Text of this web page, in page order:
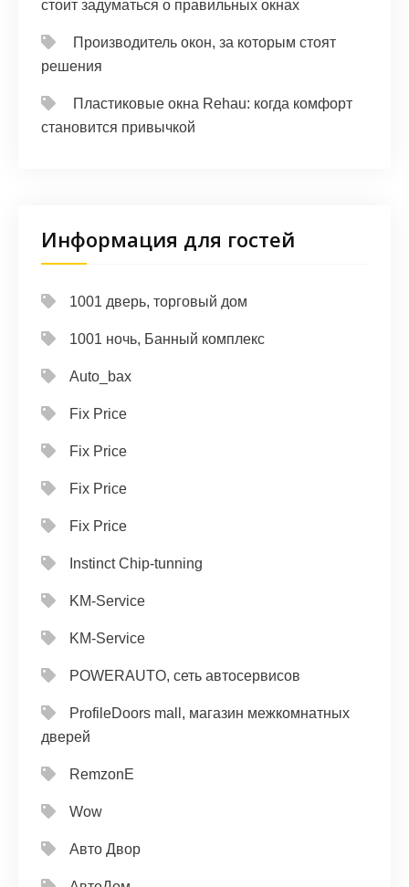
стоит задуматься о правильных окнах
Производитель окон, за которым стоят
решения
Пластиковые окна Rehau: когда комфорт
становится привычкой
Информация для гостей
1001 дверь, торговый дом
1001 ночь, Банный комплекс
Auto_bax
Fix Price
Fix Price
Fix Price
Fix Price
Instinct Chip-tunning
KM-Service
KM-Service
POWERAUTO, сеть автосервисов
ProfileDoors mall, магазин межкомнатных
дверей
RemzonE
Wow
Авто Двор